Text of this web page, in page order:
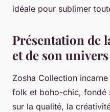
idéale pour sublimer
Présentation de
et de son
Zosha Collection
folk et boho-chic, fondé
sur la qualité, la